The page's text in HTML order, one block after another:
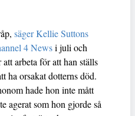
säger Kellie Suttons
4 Newsi juli och
arbeta för att han ställs
ha orsakat dotterns död.
hade hon inte mått
agerat som hon gjorde så